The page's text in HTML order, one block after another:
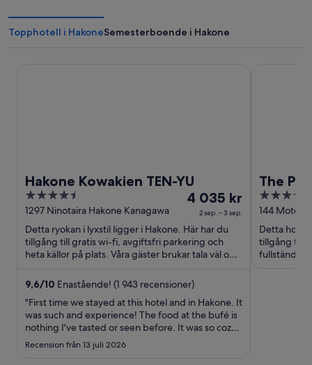
Topphotell i HakoneSemesterboende i Hakone
Hakone Kowakien TEN-YU
4.5
out
of
5
1297 Ninotaira Hakone Kanagawa
Priset
4 035 kr
per
natt
2
sep.
och
3
4 035 kr
2 sep. – 3 sep.
Detta ryokan i lyxstil ligger i Hakone. Här har du
tillgång till gratis wi-fi, avgiftsfri parkering och
heta källor på plats. Våra gäster brukar tala väl om
9,6/10 Enastående! (1 943 recensioner)
"First time we stayed at this hotel and in Hakone. It
was such and experience! The food at the bufé is
nothing I've tasted or seen before. It was so cozy
with the big room. The onsen in the room looked
small at first but its very big. If we come back we
Recension från 13 juli 2026
The
4
out
of
5
144 Moto-
Detta hotell
tillgång till
fullständigt